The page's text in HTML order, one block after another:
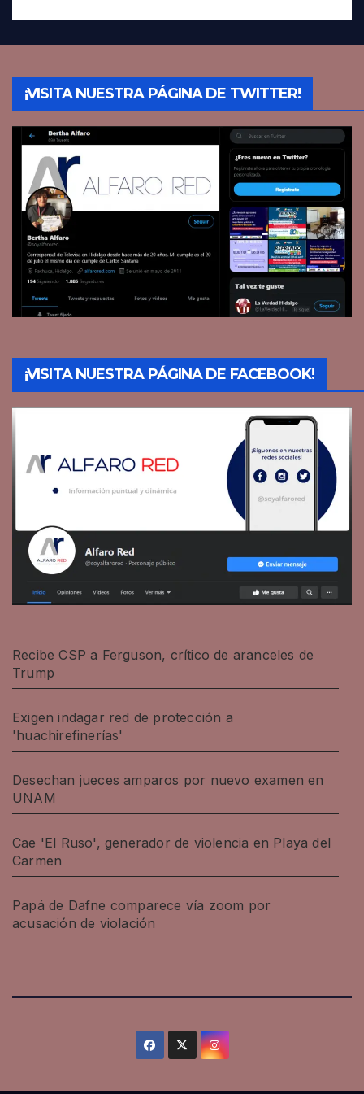
¡VISITA NUESTRA PÁGINA DE TWITTER!
¡VISITA NUESTRA PÁGINA DE FACEBOOK!
Recibe CSP a Ferguson, crítico de aranceles de
Trump
Exigen indagar red de protección a
'huachirefinerías'
Desechan jueces amparos por nuevo examen en
UNAM
Cae 'El Ruso', generador de violencia en Playa del
Carmen
Papá de Dafne comparece vía zoom por
acusación de violación